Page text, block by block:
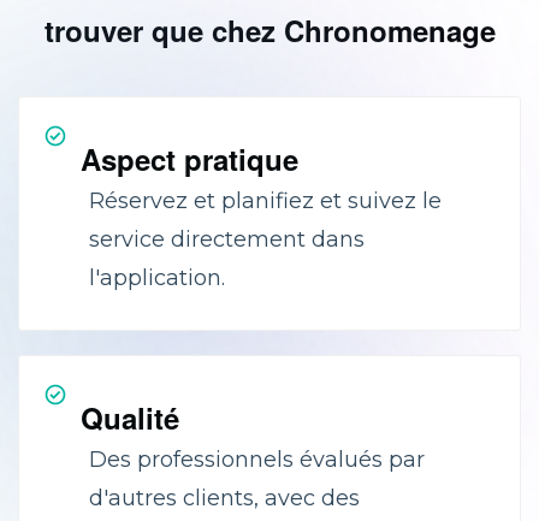
trouver que chez Chronomenage
Aspect pratique
Réservez et planifiez et suivez le
service directement dans
l'application.
Qualité
Des professionnels évalués par
d'autres clients, avec des